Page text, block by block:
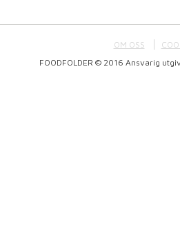
OM OSS
FOODFOLDER © 2016 Ansvarig